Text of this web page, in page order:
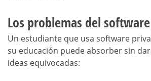
Los problemas del
Un estudiante que usa software
su educación puede absorber sin
ideas equivocadas: